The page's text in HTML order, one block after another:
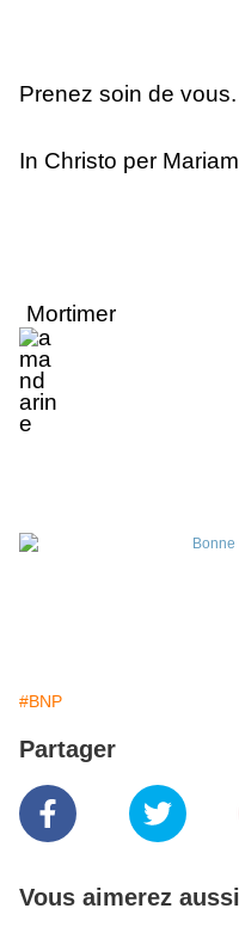
Prenez soin de vous.
In Christo per
Mortimer
#BNP
Partager
Vous aimerez aussi